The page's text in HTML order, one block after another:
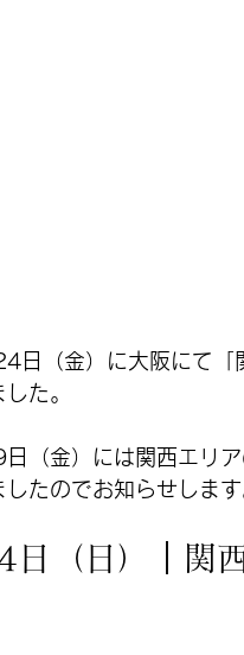
日（金）に大阪にて「
た。
（金）には関西エリ
たのでお知らせします
日（日）｜関